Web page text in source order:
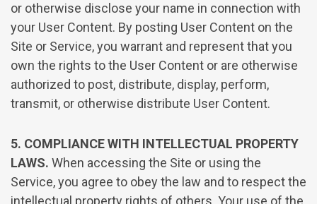
or otherwise disclose your name in connection with
your User Content. By posting User Content on the
Site or Service, you warrant and represent that you
own the rights to the User Content or are otherwise
authorized to post, distribute, display, perform,
transmit, or otherwise distribute User Content.
5. COMPLIANCE WITH INTELLECTUAL PROPERTY
LAWS. When accessing the Site or using the
Service, you agree to obey the law and to respect the
intellectual property rights of others. Your use of the